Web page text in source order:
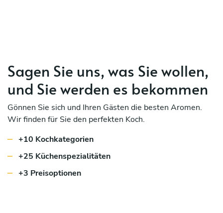
Sagen Sie uns, was Sie wollen,
und Sie werden es bekommen
Gönnen Sie sich und Ihren Gästen die besten Aromen.
Wir finden für Sie den perfekten Koch.
+10 Kochkategorien
+25 Küchenspezialitäten
+3 Preisoptionen